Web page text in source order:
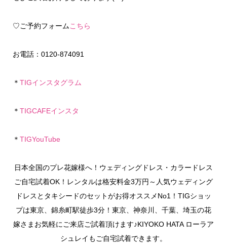
♡ご予約フォームこちら
お電話：0120-874091
＊ TIGインスタグラム
＊ TIGCAFEインスタ
＊ TIGYouTube
日本全国のプレ花嫁様へ！ウェディングドレス・カラードレス
ご自宅試着OK！レンタルは格安料金3万円～人気ウェディング
ドレスとタキシードのセットがお得オススメNo1！TIGショッ
プは東京、錦糸町駅徒歩3分！東京、神奈川、千葉、埼玉の花
嫁さまお気軽にご来店ご試着頂けます♪KIYOKO HATA ローラア
シュレイもご自宅試着できます。